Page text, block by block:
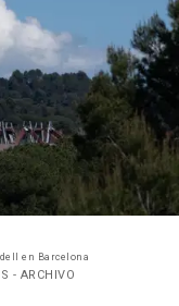
en Barcelona
- ARCHIVO